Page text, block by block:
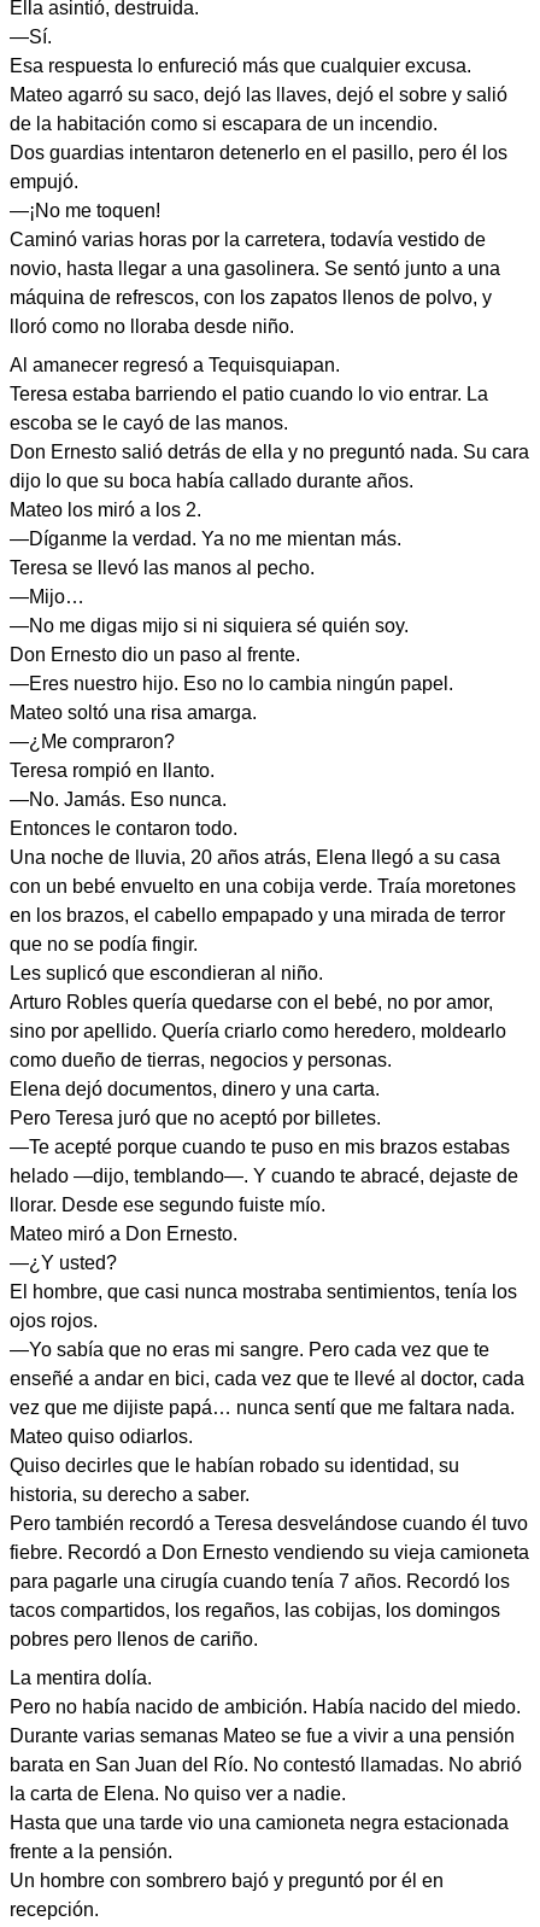
Ella asintió, destruida.
—Sí.
Esa respuesta lo enfureció más que cualquier excusa.
Mateo agarró su saco, dejó las llaves, dejó el sobre y salió
de la habitación como si escapara de un incendio.
Dos guardias intentaron detenerlo en el pasillo, pero él los
empujó.
—¡No me toquen!
Caminó varias horas por la carretera, todavía vestido de
novio, hasta llegar a una gasolinera. Se sentó junto a una
máquina de refrescos, con los zapatos llenos de polvo, y
lloró como no lloraba desde niño.
Al amanecer regresó a Tequisquiapan.
Teresa estaba barriendo el patio cuando lo vio entrar. La
escoba se le cayó de las manos.
Don Ernesto salió detrás de ella y no preguntó nada. Su cara
dijo lo que su boca había callado durante años.
Mateo los miró a los 2.
—Díganme la verdad. Ya no me mientan más.
Teresa se llevó las manos al pecho.
—Mijo…
—No me digas mijo si ni siquiera sé quién soy.
Don Ernesto dio un paso al frente.
—Eres nuestro hijo. Eso no lo cambia ningún papel.
Mateo soltó una risa amarga.
—¿Me compraron?
Teresa rompió en llanto.
—No. Jamás. Eso nunca.
Entonces le contaron todo.
Una noche de lluvia, 20 años atrás, Elena llegó a su casa
con un bebé envuelto en una cobija verde. Traía moretones
en los brazos, el cabello empapado y una mirada de terror
que no se podía fingir.
Les suplicó que escondieran al niño.
Arturo Robles quería quedarse con el bebé, no por amor,
sino por apellido. Quería criarlo como heredero, moldearlo
como dueño de tierras, negocios y personas.
Elena dejó documentos, dinero y una carta.
Pero Teresa juró que no aceptó por billetes.
—Te acepté porque cuando te puso en mis brazos estabas
helado —dijo, temblando—. Y cuando te abracé, dejaste de
llorar. Desde ese segundo fuiste mío.
Mateo miró a Don Ernesto.
—¿Y usted?
El hombre, que casi nunca mostraba sentimientos, tenía los
ojos rojos.
—Yo sabía que no eras mi sangre. Pero cada vez que te
enseñé a andar en bici, cada vez que te llevé al doctor, cada
vez que me dijiste papá… nunca sentí que me faltara nada.
Mateo quiso odiarlos.
Quiso decirles que le habían robado su identidad, su
historia, su derecho a saber.
Pero también recordó a Teresa desvelándose cuando él tuvo
fiebre. Recordó a Don Ernesto vendiendo su vieja camioneta
para pagarle una cirugía cuando tenía 7 años. Recordó los
tacos compartidos, los regaños, las cobijas, los domingos
pobres pero llenos de cariño.
La mentira dolía.
Pero no había nacido de ambición. Había nacido del miedo.
Durante varias semanas Mateo se fue a vivir a una pensión
barata en San Juan del Río. No contestó llamadas. No abrió
la carta de Elena. No quiso ver a nadie.
Hasta que una tarde vio una camioneta negra estacionada
frente a la pensión.
Un hombre con sombrero bajó y preguntó por él en
recepción.